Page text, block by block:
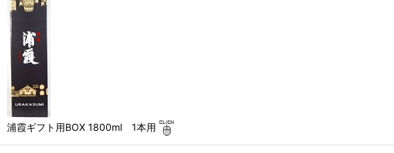
浦霞ギフト用BOX 1800ml 1本用